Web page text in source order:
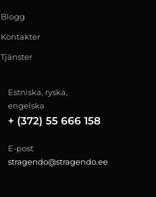
Blogg
Kontakter
Tjänster
Estniska, ryska,
engelska
+ (372) 55 666 158
E-post
stragendo@stragendo.ee